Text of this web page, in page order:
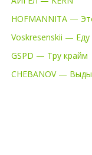
HOFMANNITA —
Voskresenskii —
GSPD — Тру крайм
CHEBANOV —